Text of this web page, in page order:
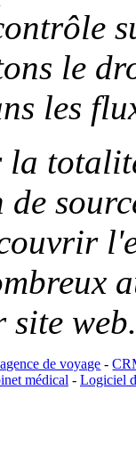
le
les
site
de voyage -
médical- Logiciel